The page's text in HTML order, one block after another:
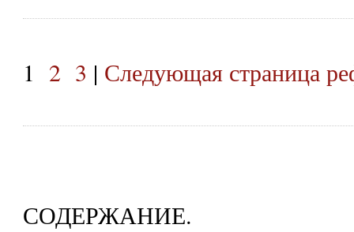
1 2 3 | Следующая страница
СОДЕРЖАНИЕ.